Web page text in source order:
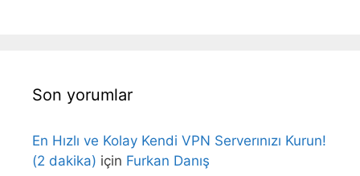
Son yorumlar
En Hızlı ve Kolay Kendi VPN Serverınızı Kurun!
(2 dakika) için Furkan Danış